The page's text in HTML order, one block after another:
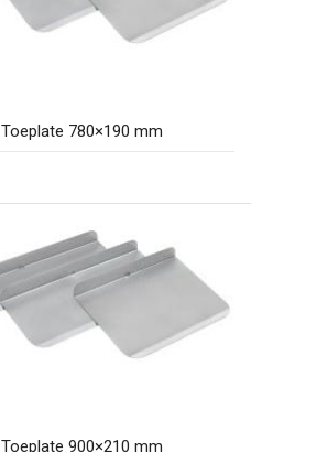
Toeplate 780×190 mm
Toeplate 900×210 mm